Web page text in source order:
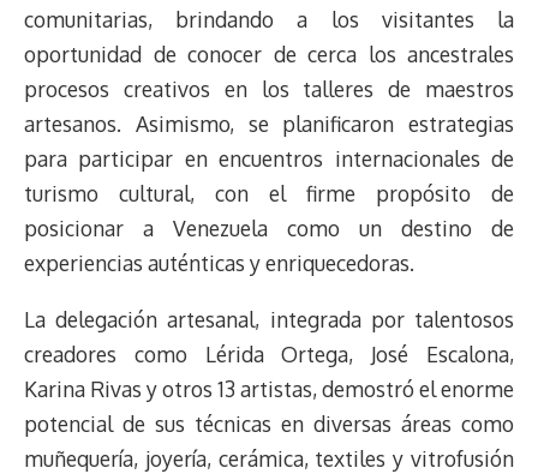
comunitarias, brindando a los visitantes la
oportunidad de conocer de cerca los ancestrales
procesos creativos en los talleres de maestros
artesanos. Asimismo, se planificaron estrategias
para participar en encuentros internacionales de
turismo cultural, con el firme propósito de
posicionar a Venezuela como un destino de
experiencias auténticas y enriquecedoras.
La delegación artesanal, integrada por talentosos
creadores como Lérida Ortega, José Escalona,
Karina Rivas y otros 13 artistas, demostró el enorme
potencial de sus técnicas en diversas áreas como
muñequería, joyería, cerámica, textiles y vitrofusión